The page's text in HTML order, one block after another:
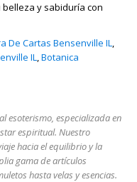
y sabiduría con
De Cartas Bensenville IL,
IL,Botanica
esoterismo, especializada en
espiritual. Nuestro
hacia el equilibrio y la
gama de artículos
hasta velas y esencias.